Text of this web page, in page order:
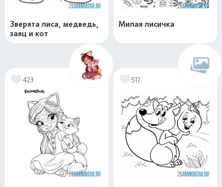
Зверята лиса, медведь,
заяц и кот
Милая лисичка
423 517